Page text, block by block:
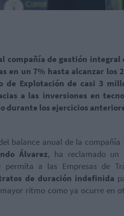
compañía de gestión integral
en un 7% hasta alcanzar los
de Explotación de casi 3
a las inversiones en
durante los ejercicios
balance anual de la compañía
Álvarez, ha reclamado un
permita a las Empresas de
de duración indefinida
ritmo como ya ocurre en